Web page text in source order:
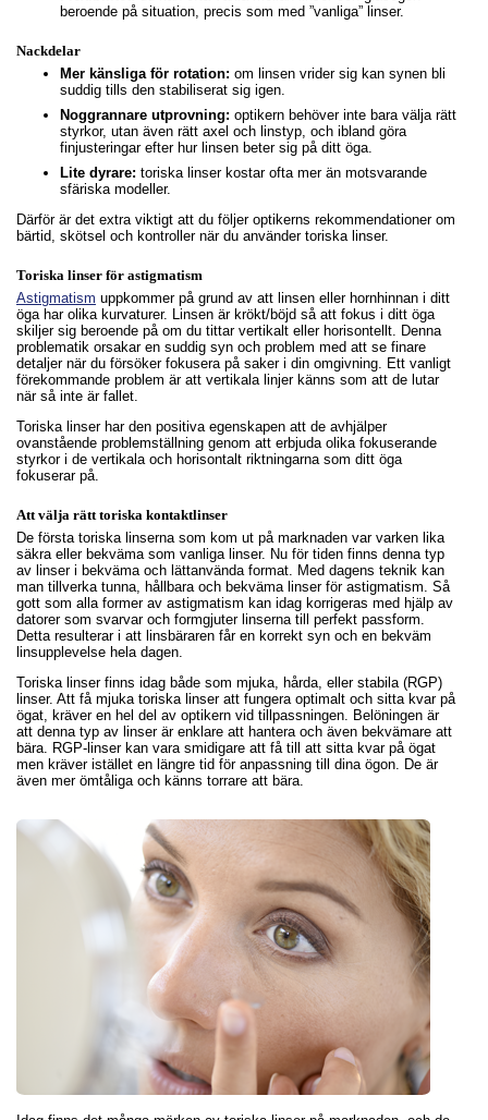
beroende på situation, precis som med ”vanliga” linser.
Nackdelar
Mer känsliga för rotation: om linsen vrider sig kan synen bli
suddig tills den stabiliserat sig igen.
Noggrannare utprovning: optikern behöver inte bara välja rätt
styrkor, utan även rätt axel och linstyp, och ibland göra
finjusteringar efter hur linsen beter sig på ditt öga.
Lite dyrare: toriska linser kostar ofta mer än motsvarande
sfäriska modeller.
Därför är det extra viktigt att du följer optikerns rekommendationer om
bärtid, skötsel och kontroller när du använder toriska linser.
Toriska linser för astigmatism
Astigmatism uppkommer på grund av att linsen eller hornhinnan i ditt
öga har olika kurvaturer. Linsen är krökt/böjd så att fokus i ditt öga
skiljer sig beroende på om du tittar vertikalt eller horisontellt. Denna
problematik orsakar en suddig syn och problem med att se finare
detaljer när du försöker fokusera på saker i din omgivning. Ett vanligt
förekommande problem är att vertikala linjer känns som att de lutar
när så inte är fallet.
Toriska linser har den positiva egenskapen att de avhjälper
ovanstående problemställning genom att erbjuda olika fokuserande
styrkor i de vertikala och horisontalt riktningarna som ditt öga
fokuserar på.
Att välja rätt toriska kontaktlinser
De första toriska linserna som kom ut på marknaden var varken lika
säkra eller bekväma som vanliga linser. Nu för tiden finns denna typ
av linser i bekväma och lättanvända format. Med dagens teknik kan
man tillverka tunna, hållbara och bekväma linser för astigmatism. Så
gott som alla former av astigmatism kan idag korrigeras med hjälp av
datorer som svarvar och formgjuter linserna till perfekt passform.
Detta resulterar i att linsbäraren får en korrekt syn och en bekväm
linsupplevelse hela dagen.
Toriska linser finns idag både som mjuka, hårda, eller stabila (RGP)
linser. Att få mjuka toriska linser att fungera optimalt och sitta kvar på
ögat, kräver en hel del av optikern vid tillpassningen. Belöningen är
att denna typ av linser är enklare att hantera och även bekvämare att
bära. RGP-linser kan vara smidigare att få till att sitta kvar på ögat
men kräver istället en längre tid för anpassning till dina ögon. De är
även mer ömtåliga och känns torrare att bära.